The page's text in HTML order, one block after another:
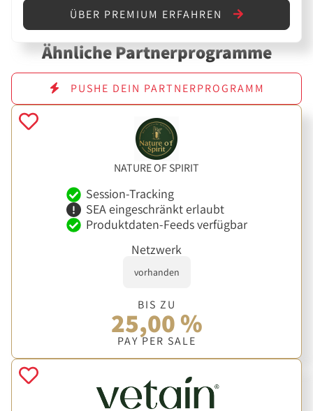
ÜBER PREMIUM ERFAHREN
Ähnliche Partnerprogramme
PUSHE DEIN PARTNERPROGRAMM
NATURE OF SPIRIT
Session-Tracking
SEA eingeschränkt erlaubt
Produktdaten-Feeds verfügbar
Netzwerk
vorhanden
BIS ZU
25,00 %
PAY PER SALE